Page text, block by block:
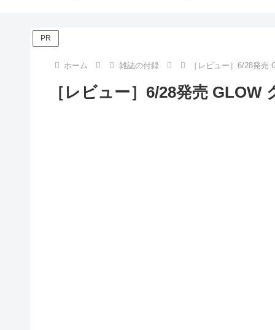
PR
ホーム 雑誌の付録 ［レビュー］6/28発
［レビュー］6/28発売 GLOW